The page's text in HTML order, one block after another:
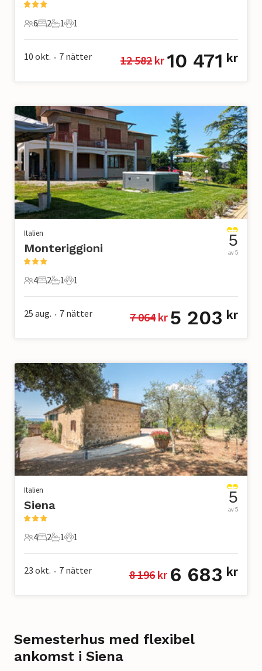
6 Gäster
6
2 Sovrum
2
1 Badrum
1
1 Husdjur
1
10 okt. • 7 nätter 12 582 kr 10 471 kr
Italien
Monteriggioni
4 Gäster
4
2 Sovrum
2
1 Badrum
1
1 Husdjur
1
5
av 5
25 aug. • 7 nätter 7 064 kr 5 203 kr
Italien
Siena
4 Gäster
4
2 Sovrum
2
1 Badrum
1
1 Husdjur
1
5
av 5
23 okt. • 7 nätter 8 196 kr 6 683 kr
Semesterhus med flexibel
ankomst i Siena